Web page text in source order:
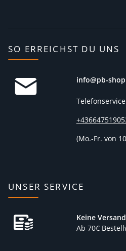
SO ERREICHST DU UNS
info@pb-
(Mo.-Fr. von
UNSER SERVICE
Keine
Ab 70€